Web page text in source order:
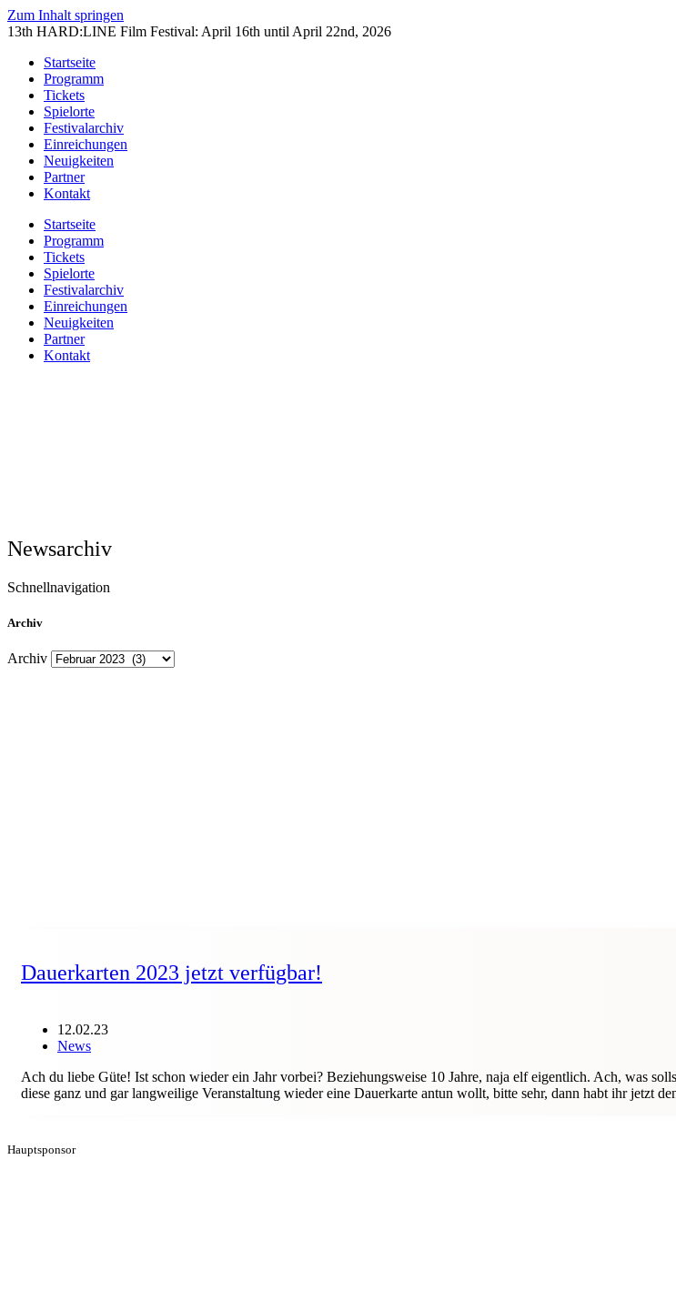
Zum Inhalt springen
13th HARD:LINE Film Festival: April 16th until April 22nd, 2026
Startseite
Programm
Tickets
Spielorte
Festivalarchiv
Einreichungen
Neuigkeiten
Partner
Kontakt
Startseite
Programm
Tickets
Spielorte
Festivalarchiv
Einreichungen
Neuigkeiten
Partner
Kontakt
Newsarchiv
Schnellnavigation
Archiv
Archiv
Dauerkarten 2023 jetzt verfügbar!
12.02.23
News
Ach du liebe Güte! Ist schon wieder ein Jahr vorbei? Beziehungsweise 10 Jahre, naja elf eigentlich. Ach, was
diese ganz und gar langweilige Veranstaltung wieder eine Dauerkarte antun wollt, bitte sehr, dann habt ihr jetzt
Hauptsponsor